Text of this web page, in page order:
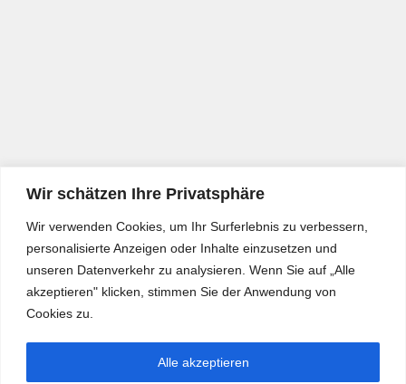
Wir schätzen Ihre Privatsphäre
Wir verwenden Cookies, um Ihr Surferlebnis zu verbessern,
personalisierte Anzeigen oder Inhalte einzusetzen und
unseren Datenverkehr zu analysieren. Wenn Sie auf „Alle
akzeptieren" klicken, stimmen Sie der Anwendung von
Cookies zu.
Alle akzeptieren